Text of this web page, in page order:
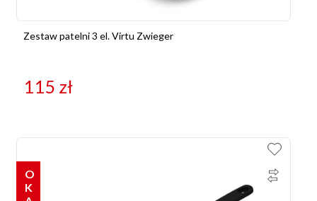
Zestaw patelni 3 el. Virtu Zwieger
115 zł